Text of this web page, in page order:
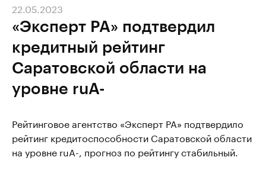
«Эксперт РА» подтвердил
кредитный рейтинг
Саратовской области на
уровне ruА-
22.05.2023
Рейтинговое агентство «Эксперт РА» подтвердило
рейтинг кредитоспособности Саратовской области
на уровне ruА-, прогноз по рейтингу стабильный.